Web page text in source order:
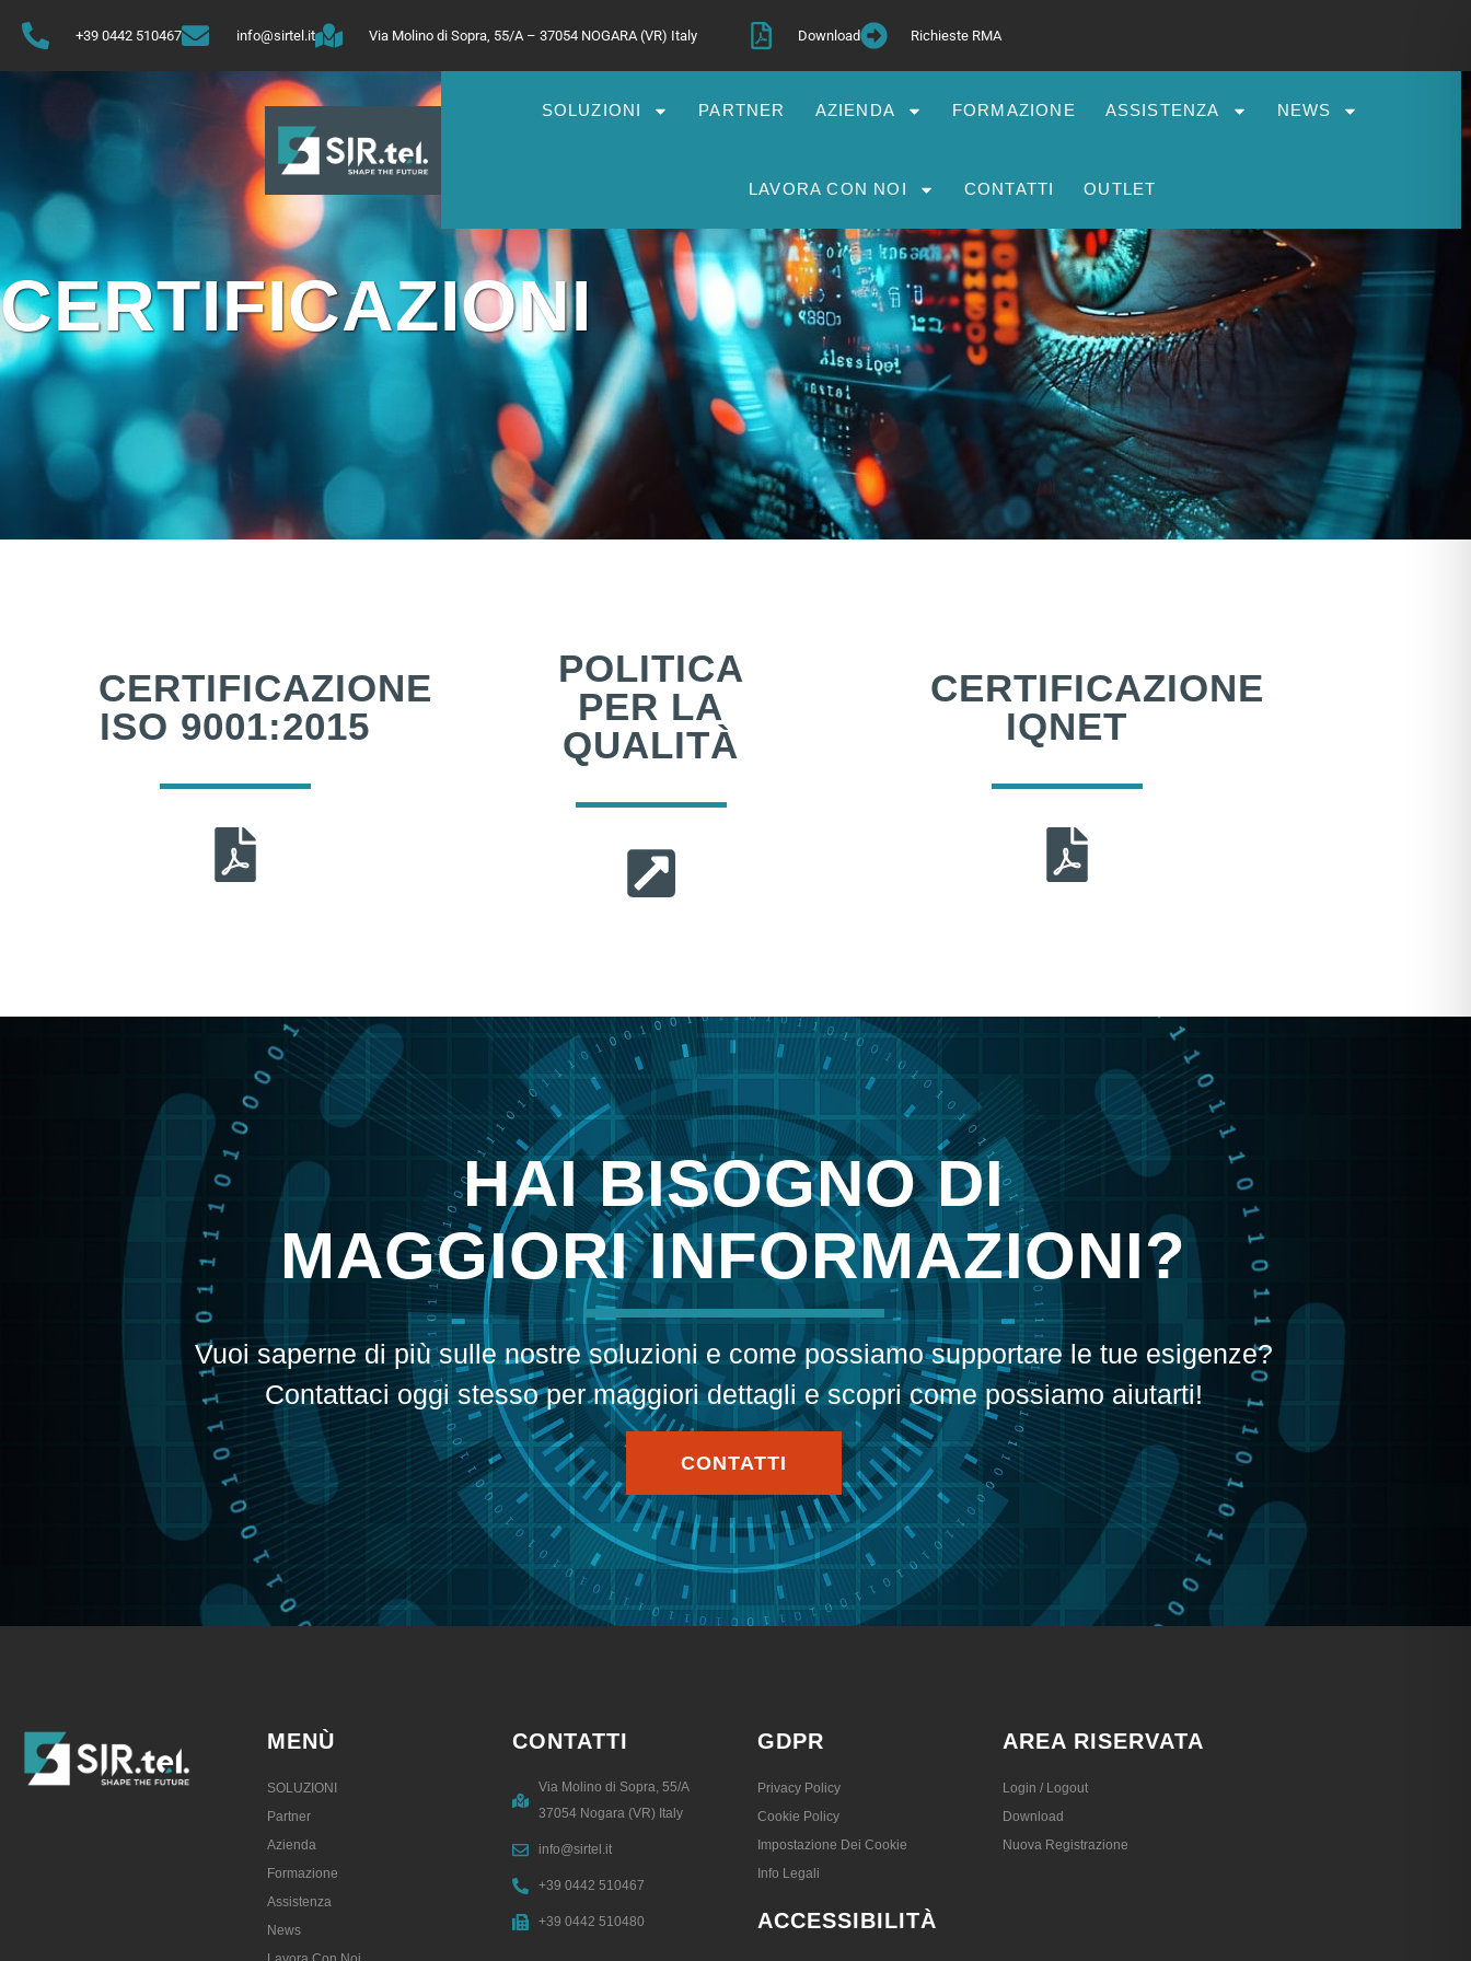
+39 0442 510467 info@sirtel.it Via Molino di Sopra, 55/A – 37054 NOGARA (VR) Italy Download Richieste RMA
SOLUZIONI PARTNER AZIENDA FORMAZIONE ASSISTENZA NEWS
LAVORA CON NOI CONTATTI OUTLET
CERTIFICAZIONI
CERTIFICAZIONE
ISO 9001:2015
POLITICA
PER LA
QUALITÀ
CERTIFICAZIONE
IQNET
HAI BISOGNO DI
MAGGIORI INFORMAZIONI?
Vuoi saperne di più sulle nostre soluzioni e come possiamo supportare le tue esigenze?
Contattaci oggi stesso per maggiori dettagli e scopri come possiamo aiutarti!
CONTATTI
MENÙ
SOLUZIONI
Partner
Azienda
Formazione
Assistenza
News
CONTATTI
Via Molino di Sopra, 55/A
37054 Nogara (VR) Italy
info@sirtel.it
+39 0442 510467
+39 0442 510480
GDPR
Privacy Policy
Cookie Policy
Impostazione Dei Cookie
Info Legali
ACCESSIBILITÀ
AREA RISERVATA
Login / Logout
Download
Nuova Registrazione